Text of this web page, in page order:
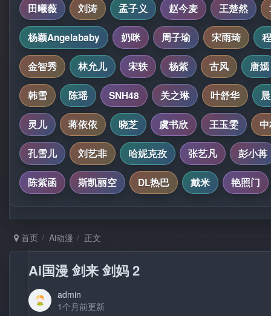
田曦薇 刘涛 孟子义 赵今麦 王楚然
杨颖Angelababy 奶咪 周子瑜 宋雨琦
金智秀 林允儿 宋轶 杨紫 古风 唐嫣
韩雪 陈瑶 SNH48 关之琳 叶舒华
灵儿 蒋依依 晓芝 虞书欣 王玉雯
孔雪儿 刘艺非 哈妮克孜 张艺凡 彭小苒
陈紫函 斯凯丽空 DL热巴 戴米 艳照门
首页 Ai动漫 正文
Ai国漫 剑来 剑妈 2
admin
1个月前更新